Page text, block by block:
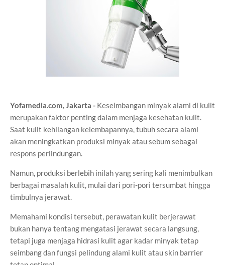
Yofamedia.com, Jakarta - Keseimbangan minyak alami di kulit
merupakan faktor penting dalam menjaga kesehatan kulit.
Saat kulit kehilangan kelembapannya, tubuh secara alami
akan meningkatkan produksi minyak atau sebum sebagai
respons perlindungan.
Namun, produksi berlebih inilah yang sering kali menimbulkan
berbagai masalah kulit, mulai dari pori-pori tersumbat hingga
timbulnya jerawat.
Memahami kondisi tersebut, perawatan kulit berjerawat
bukan hanya tentang mengatasi jerawat secara langsung,
tetapi juga menjaga hidrasi kulit agar kadar minyak tetap
seimbang dan fungsi pelindung alami kulit atau skin barrier